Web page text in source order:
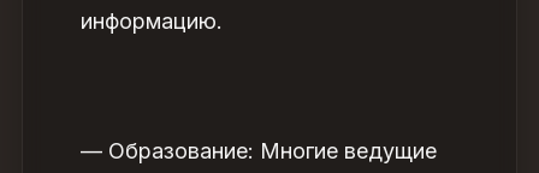
информацию.
— Образование: Многие ведущие